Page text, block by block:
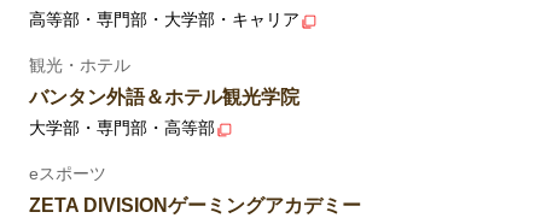
高等部・専門部・大学部・キャリア
観光・ホテル
バンタン外語＆ホテル観光学院
大学部・専門部・高等部
eスポーツ
ZETA DIVISIONゲーミングアカデミー